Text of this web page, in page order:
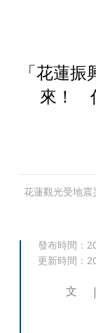
「花蓮
來！
花蓮觀光受地
發布時間：
更新時間：
文